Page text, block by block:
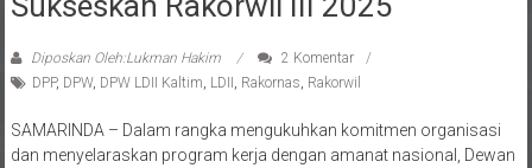
DPP,DPW ,DPW LDII Kaltim,LDII ,Rakornas,Rakorwil
dan menyelaraskan program kerja dengan amanat nasional, Dewan
Pimpinan Wilayah (DPW) Lembaga Dakwah Islam Indonesia (LDII)